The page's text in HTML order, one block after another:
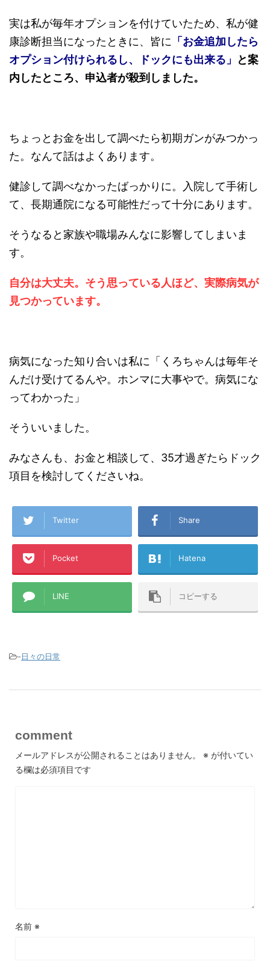
実は私が毎年オプションを付けていたため、私が健
康診断担当になったときに、皆に 「お金追加したら
オプション付けられるし、ドックにも出来る」
と案
内したところ、申込者が殺到しました。
ちょっとお金を出して調べたら初期ガンがみつかっ
た。なんて話はよくあります。
健診して調べなかったばっかりに。入院して手術し
て、長期通院になる可能性だって十分にあります。
そうなると家族や職場みんなに影響してしまいま
す。
自分は大丈夫。そう思っている人ほど、実際病気が
見つかっています。
病気になった知り合いは私に「くろちゃんは毎年そ
んだけ受けてるんや。ホンマに大事やで。病気にな
ってわかった」
そういいました。
みなさんも、お金と相談して、35才過ぎたらドック
項目を検討してくださいね。
Twitter Share
Pocket Hatena
LINE コピーする
-日々の日常
comment
メールアドレスが公開されることはありません。 ※ が付いてい
る欄は必須項目です
名前 ※